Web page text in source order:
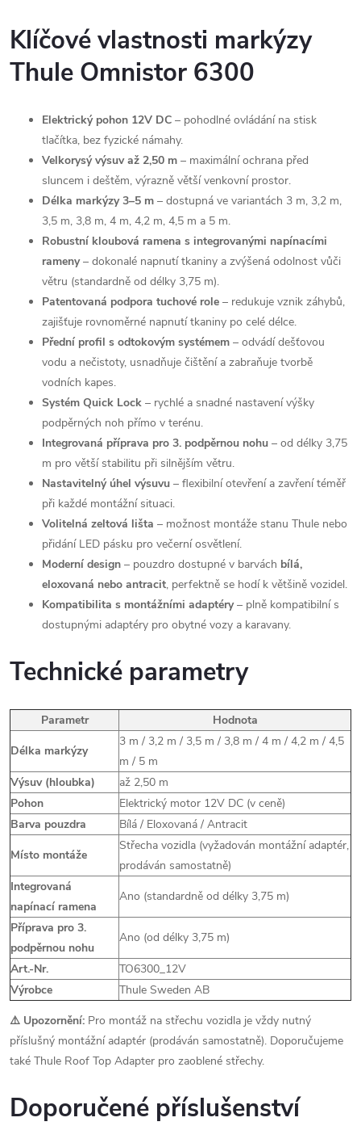
Klíčové vlastnosti markýzy
Thule Omnistor 6300
Elektrický pohon 12V DC – pohodlné ovládání na stisk
tlačítka, bez fyzické námahy.
Velkorysý výsuv až 2,50 m – maximální ochrana před
sluncem i deštěm, výrazně větší venkovní prostor.
Délka markýzy 3–5 m – dostupná ve variantách 3 m, 3,2 m,
3,5 m, 3,8 m, 4 m, 4,2 m, 4,5 m a 5 m.
Robustní kloubová ramena s integrovanými napínacími
rameny– dokonalé napnutí tkaniny a zvýšená odolnost vůči
větru (standardně od délky 3,75 m).
Patentovaná podpora tuchové role – redukuje vznik záhybů,
zajišťuje rovnoměrné napnutí tkaniny po celé délce.
Přední profil s odtokovým systémem – odvádí dešťovou
vodu a nečistoty, usnadňuje čištění a zabraňuje tvorbě
vodních kapes.
Systém Quick Lock – rychlé a snadné nastavení výšky
podpěrných noh přímo v terénu.
Integrovaná příprava pro 3. podpěrnou nohu – od délky 3,75
m pro větší stabilitu při silnějším větru.
Nastavitelný úhel výsuvu – flexibilní otevření a zavření téměř
při každé montážní situaci.
Volitelná zeltová lišta – možnost montáže stanu Thule nebo
přidání LED pásku pro večerní osvětlení.
Moderní design – pouzdro dostupné v barvách bílá,
eloxovaná nebo antracit, perfektně se hodí k většině vozidel.
Kompatibilita s montážními adaptéry– plně kompatibilní s
dostupnými adaptéry pro obytné vozy a karavany.
Technické parametry
Parametr
Hodnota
Délka markýzy
3 m / 3,2 m / 3,5 m / 3,8 m / 4 m / 4,2 m / 4,5
m / 5 m
Výsuv (hloubka)
až 2,50 m
Pohon
Elektrický motor 12V DC (v ceně)
Barva pouzdra
Bílá / Eloxovaná / Antracit
Místo montáže
Střecha vozidla (vyžadován montážní adaptér,
prodáván samostatně)
Integrovaná
napínací ramena
Ano (standardně od délky 3,75 m)
Příprava pro 3.
podpěrnou nohu
Ano (od délky 3,75 m)
Art.-Nr.
TO6300_12V
Výrobce
Thule Sweden AB
⚠️ Upozornění: Pro montáž na střechu vozidla je vždy nutný
příslušný montážní adaptér (prodáván samostatně). Doporučujeme
také Thule Roof Top Adapter pro zaoblené střechy.
Doporučené příslušenství